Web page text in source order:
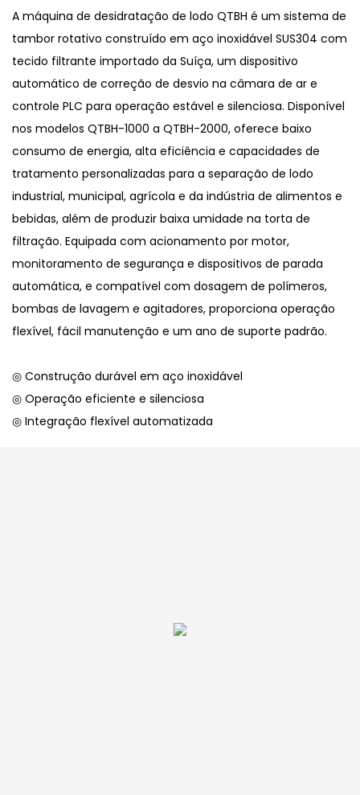
A máquina de desidratação de lodo QTBH é um sistema de
tambor rotativo construído em aço inoxidável SUS304 com
tecido filtrante importado da Suíça, um dispositivo
automático de correção de desvio na câmara de ar e
controle PLC para operação estável e silenciosa. Disponível
nos modelos QTBH-1000 a QTBH-2000, oferece baixo
consumo de energia, alta eficiência e capacidades de
tratamento personalizadas para a separação de lodo
industrial, municipal, agrícola e da indústria de alimentos e
bebidas, além de produzir baixa umidade na torta de
filtração. Equipada com acionamento por motor,
monitoramento de segurança e dispositivos de parada
automática, e compatível com dosagem de polímeros,
bombas de lavagem e agitadores, proporciona operação
flexível, fácil manutenção e um ano de suporte padrão.
◎ Construção durável em aço inoxidável
◎ Operação eficiente e silenciosa
◎ Integração flexível automatizada